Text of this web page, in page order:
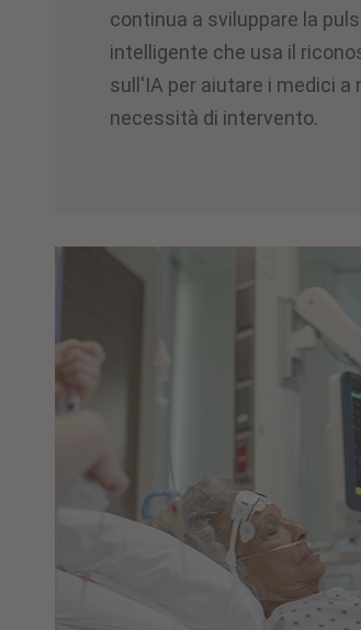
continua a sviluppare la
intelligente che usa il
sull'IA per aiutare i medici a
necessità di intervento.